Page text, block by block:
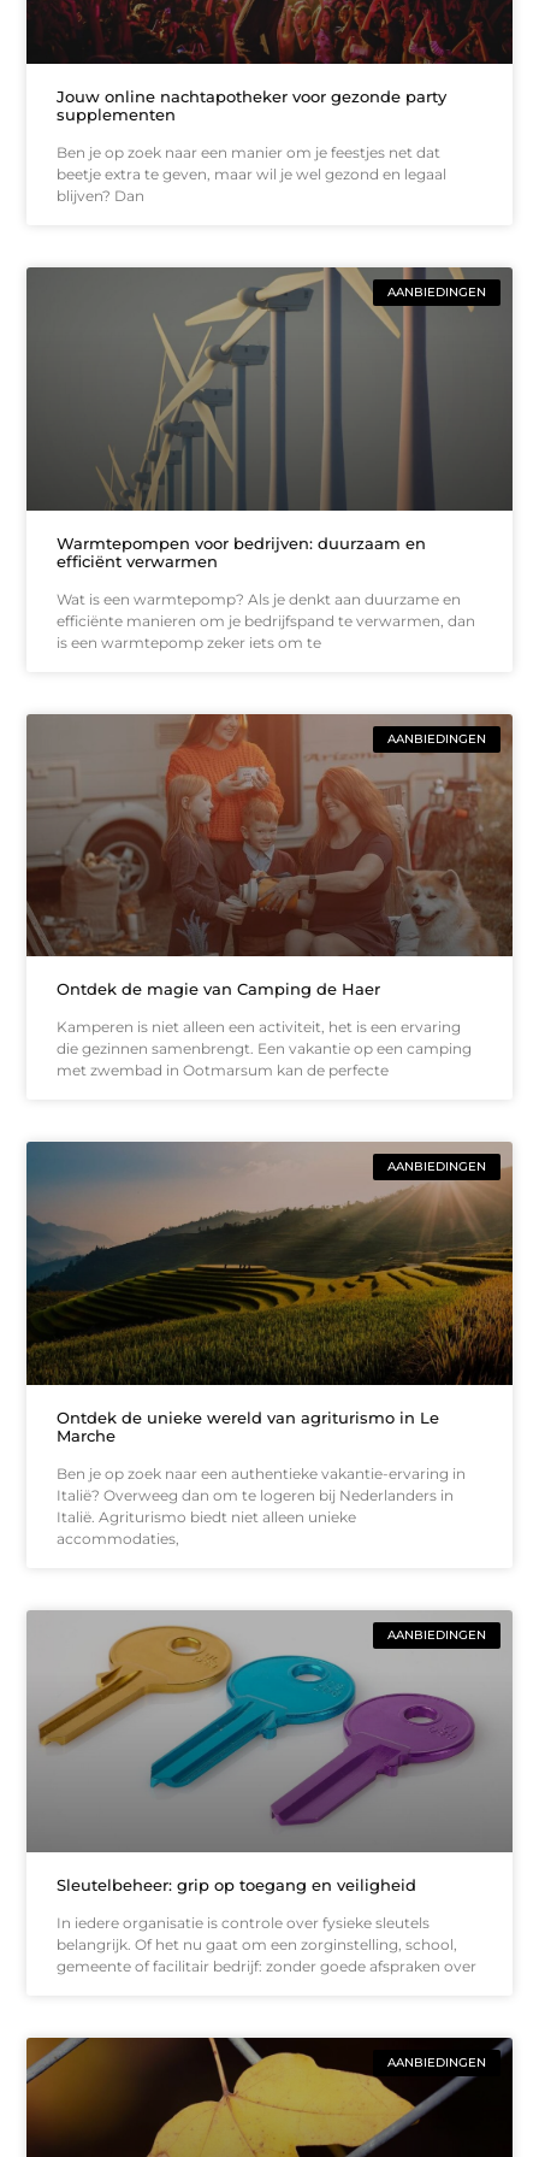
Jouw online nachtapotheker voor gezonde party
supplementen
Ben je op zoek naar een manier om je feestjes net dat
beetje extra te geven, maar wil je wel gezond en legaal
blijven? Dan
AANBIEDINGEN
Warmtepompen voor bedrijven: duurzaam en
efficiënt verwarmen
Wat is een warmtepomp? Als je denkt aan duurzame en
efficiënte manieren om je bedrijfspand te verwarmen, dan
is een warmtepomp zeker iets om te
AANBIEDINGEN
Ontdek de magie van Camping de Haer
Kamperen is niet alleen een activiteit, het is een ervaring
die gezinnen samenbrengt. Een vakantie op een camping
met zwembad in Ootmarsum kan de perfecte
AANBIEDINGEN
Ontdek de unieke wereld van agriturismo in Le
Marche
Ben je op zoek naar een authentieke vakantie-ervaring in
Italië? Overweeg dan om te logeren bij Nederlanders in
Italië. Agriturismo biedt niet alleen unieke
accommodaties,
AANBIEDINGEN
Sleutelbeheer: grip op toegang en veiligheid
In iedere organisatie is controle over fysieke sleutels
belangrijk. Of het nu gaat om een zorginstelling, school,
gemeente of facilitair bedrijf: zonder goede afspraken over
AANBIEDINGEN